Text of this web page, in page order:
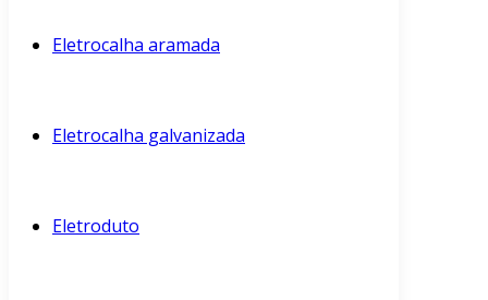
Eletrocalha aramada
Eletrocalha galvanizada
Eletroduto